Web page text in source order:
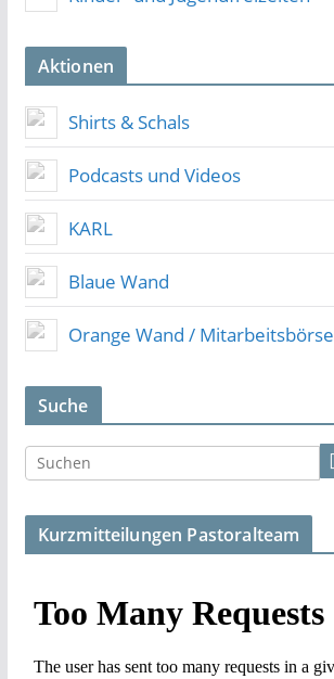
Aktionen
Shirts & Schals
Podcasts und Videos
KARL
Blaue Wand
Orange Wand / Mitarbeitsbörse
Suche
Kurzmitteilungen Pastoralteam